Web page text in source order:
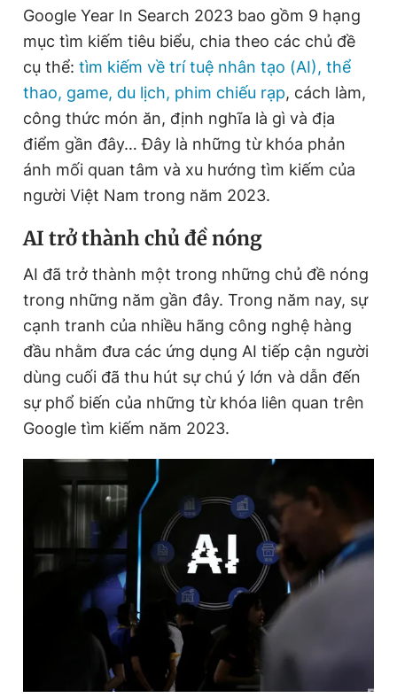
Tiện ích Bạn cần biết
Thông tin tòa soạn Liên hệ quảng cáo
Đọc Thanh Niên trên điện thoại
Theo dõi báo trên
Hotline
0906 645 777
Liên hệ quảng cáo
0908 780 404
Đặt báo Quảng cáo RSS Tòa soạn
Tổng biên tập: Nguyễn Ngọc Toàn
Phó tổng biên tập thường trực: Hải Thành
Phó tổng biên tập: Lâm Hiếu Dũng
Phó tổng biên tập: Trần Việt Hưng
Tổng thư ký tòa soạn: Đức Trung
Giấy phép xuất bản số 110/GP - BTTTT cấp ngày 24.3.2020
© 2003-2026 Bản quyền thuộc về Báo Thanh Niên. Cấm sao
chép dưới mọi hình thức nếu không có sự chấp thuận bằng văn
bản. Phát triển bởi ePi Technologies, JSC.
Google Year In Search 2023 bao gồm 9 hạng
mục tìm kiếm tiêu biểu, chia theo các chủ đề
cụ thể: tìm kiếm về trí tuệ nhân tạo (AI), thể
thao, game, du lịch, phim chiếu rạp, cách làm,
công thức món ăn, định nghĩa là gì và địa
điểm gần đây… Đây là những từ khóa phản
ánh mối quan tâm và xu hướng tìm kiếm của
người Việt Nam trong năm 2023.
AI trở thành chủ đề nóng
AI đã trở thành một trong những chủ đề nóng
trong những năm gần đây. Trong năm nay, sự
cạnh tranh của nhiều hãng công nghệ hàng
đầu nhằm đưa các ứng dụng AI tiếp cận người
dùng cuối đã thu hút sự chú ý lớn và dẫn đến
sự phổ biến của những từ khóa liên quan trên
Google tìm kiếm năm 2023.